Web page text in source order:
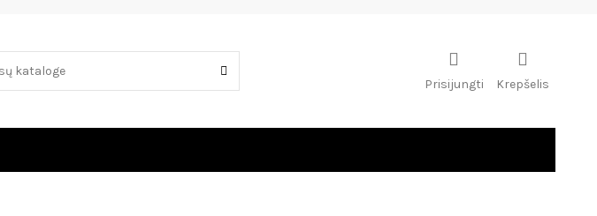
Prisijungti Krepšelis